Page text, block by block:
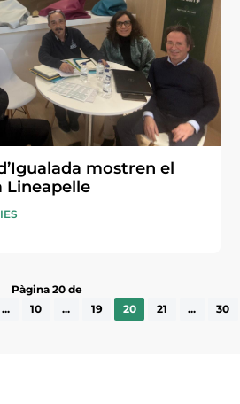
mostren el
Lineapelle
Pàgina 20 de
... 10 ... 19 20 21 ... 30